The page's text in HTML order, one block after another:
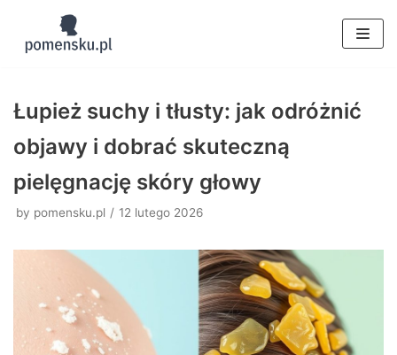
Skocz
Łupież suchy i tłusty: jak odróżnić
objawy i dobrać skuteczną
pielęgnację skóry głowy
by pomensku.pl 12 lutego 2026